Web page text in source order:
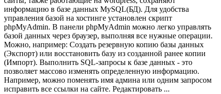
информацию в базе данных MySQL(БД). Для удобства
управления базой на хостинге установлен скрипт
phpMyAdmin. В панели phpMyAdmin можно легко управлять
базой данных через браузер, выполняя все нужные операции.
Можно, например: Создать резервную копию базы данных
(Экспорт) или восстановить базу из созданной ранее копии
(Импорт). Выполнить SQL-запросы к базе данных - это
позволяет массово изменять определенную информацию.
Например, можно поменять имя админа или одним запросом
исправить все ссылки на сайте. Редактировать ...